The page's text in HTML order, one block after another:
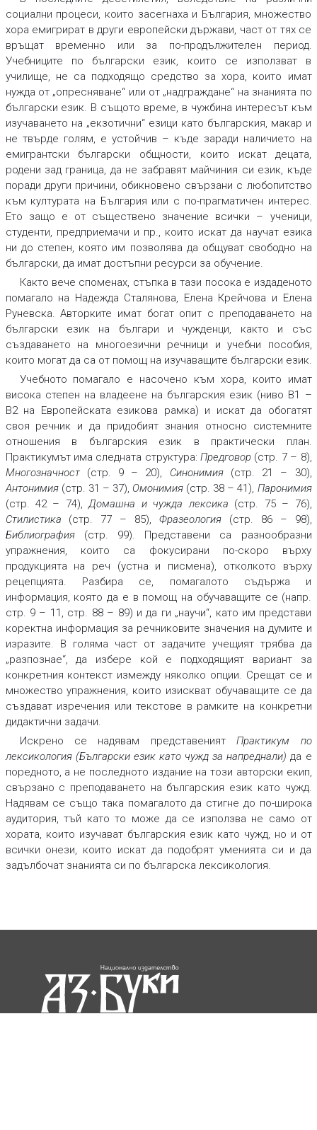
социални процеси, които засегнаха и България, множество
хора емигрират в други европейски държави, част от тях се
връщат временно или за по-продължителен период.
Учебниците по български език, които се използват в
училище, не са подходящо средство за хора, които имат
нужда от „опресняване“ или от „надграждане“ на знанията по
български език. В същото време, в чужбина интересът към
изучаването на „екзотични“ езици като българския, макар и
не твърде голям, е устойчив – къде заради наличието на
емигрантски български общности, които искат децата,
родени зад граница, да не забравят майчиния си език, къде
поради други причини, обикновено свързани с любопитство
към културата на България или с по-прагматичен интерес.
Ето защо е от съществено значение всички – ученици,
студенти, предприемачи и пр., които искат да научат езика
ни до степен, която им позволява да общуват свободно на
български, да имат достъпни ресурси за обучение.
Както вече споменах, стъпка в тази посока е издаденото
помагало на Надежда Сталянова, Елена Крейчова и Елена
Руневска. Авторките имат богат опит с преподаването на
български език на българи и чужденци, както и със
създаването на многоезични речници и учебни пособия,
които могат да са от помощ на изучаващите български език.
Учебното помагало е насочено към хора, които имат
висока степен на владеене на българския език (ниво B1 –
B2 на Европейската езикова рамка) и искат да обогатят
своя речник и да придобият знания относно системните
отношения в българския език в практически план.
Практикумът има следната структура: Предговор (стр. 7 – 8),
Многозначност(стр. 9 – 20), Синонимия(стр. 21 – 30),
Антонимия(стр. 31 – 37), Омонимия (стр. 38 – 41), Паронимия
(стр. 42 – 74),Домашна и чужда лексика (стр. 75 – 76),
Стилистика (стр. 77 – 85), Фразеология (стр. 86 – 98),
Библиография(стр. 99). Представени са разнообразни
упражнения, които са фокусирани по-скоро върху
продукцията на реч (устна и писмена), отколкото върху
рецепцията. Разбира се, помагалото съдържа и
информация, която да е в помощ на обучаващите се (напр.
стр. 9 – 11, стр. 88 – 89) и да ги „научи“, като им представи
коректна информация за речниковите значения на думите и
изразите. В голяма част от задачите учещият трябва да
„разпознае“, да избере кой е подходящият вариант за
конкретния контекст измежду няколко опции. Срещат се и
множество упражнения, които изискват обучаващите се да
създават изречения или текстове в рамките на конкретни
дидактични задачи.
Искрено се надявам представениятПрактикум по
лексикология (Български език като чужд за напреднали)да е
поредното, а не последното издание на този авторски екип,
свързано с преподаването на българския език като чужд.
Надявам се също така помагалото да стигне до по-широка
аудитория, тъй като то може да се използва не само от
хората, които изучават българския език като чужд, но и от
всички онези, които искат да подобрят уменията си и да
задълбочат знанията си по българска лексикология.